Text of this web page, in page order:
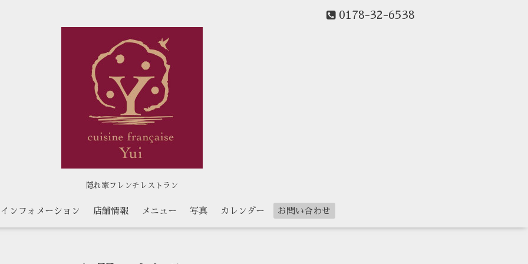
0178-32-6538
隠れ家フレンチレストラン
インフォメーション 店舗情報 メニュー 写真 カレンダー お問い合わせ